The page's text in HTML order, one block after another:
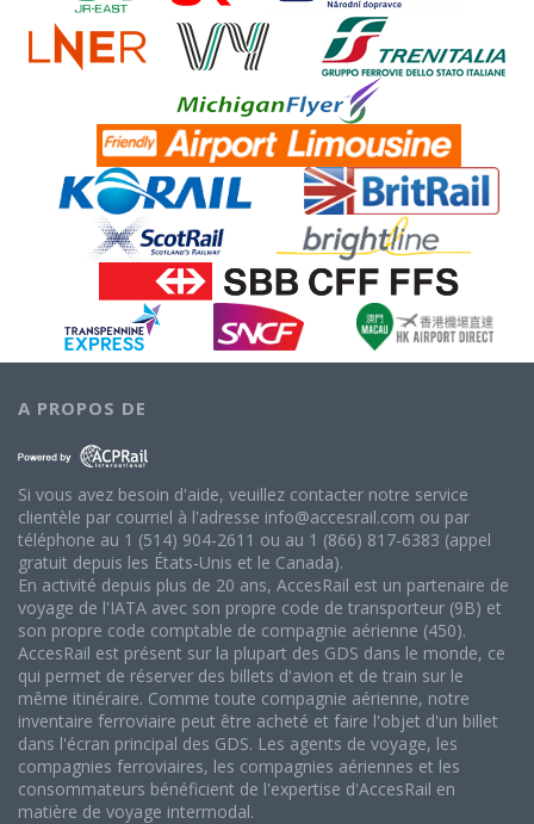
A PROPOS DE
Si vous avez besoin d'aide, veuillez contacter notre service
clientèle par courriel à l'adresse info@accesrail.com ou par
téléphone au 1 (514) 904-2611 ou au 1 (866) 817-6383 (appel
gratuit depuis les États-Unis et le Canada).
En activité depuis plus de 20 ans, AccesRail est un partenaire de
voyage de l'IATA avec son propre code de transporteur (9B) et
son propre code comptable de compagnie aérienne (450).
AccesRail est présent sur la plupart des GDS dans le monde, ce
qui permet de réserver des billets d'avion et de train sur le
même itinéraire. Comme toute compagnie aérienne, notre
inventaire ferroviaire peut être acheté et faire l'objet d'un billet
dans l'écran principal des GDS. Les agents de voyage, les
compagnies ferroviaires, les compagnies aériennes et les
consommateurs bénéficient de l'expertise d'AccesRail en
matière de voyage intermodal.